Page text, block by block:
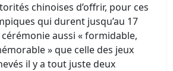
chinoises d’offrir, pour ces
qui durent jusqu’au 17
aussi « formidable,
» que celle des jeux
il y a tout juste deux